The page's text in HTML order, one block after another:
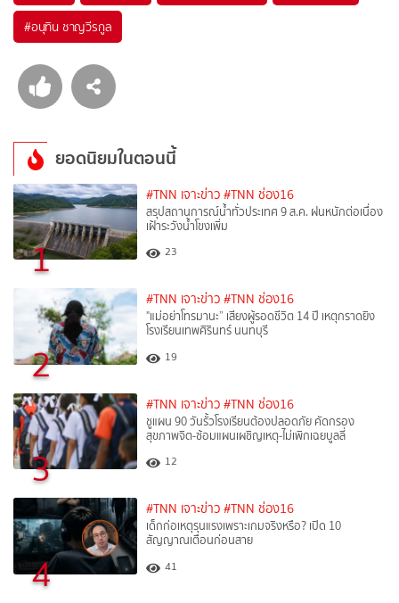
#อนุทิน ชาญวีรกูล
ยอดนิยมในตอนนี้
1
#TNN เจาะข่าว #TNN ช่อง16
สรุปสถานการณ์น้ำทั่วประเทศ 9 ส.ค. ฝนหนักต่อเนื่อง
เฝ้าระวังน้ำโขงเพิ่ม
23
2
#TNN เจาะข่าว #TNN ช่อง16
"แม่อย่าโทรมานะ” เสียงผู้รอดชีวิต 14 ปี เหตุกราดยิง
โรงเรียนเทพศิรินทร์ นนทบุรี
19
3
#TNN เจาะข่าว #TNN ช่อง16
ชูแผน 90 วันรั้วโรงเรียนต้องปลอดภัย คัดกรอง
สุขภาพจิต-ซ้อมแผนเผชิญเหตุ-ไม่เพิกเฉยบูลลี่
12
4
#TNN เจาะข่าว #TNN ช่อง16
เด็กก่อเหตุรุนแรงเพราะเกมจริงหรือ? เปิด 10
สัญญาณเตือนก่อนสาย
41